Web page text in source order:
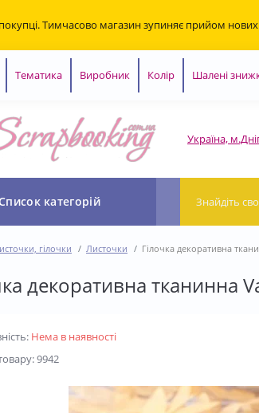
Тимчасово магазин зупиняє прийом
Тематика Виробник Колір Шалені
Україна,
Список категорій
гілочки Листочки Гілочка декоративна
декоративна
Нема в наявності
9942